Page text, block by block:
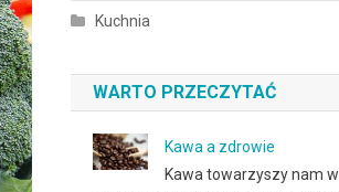
Kuchnia
WARTO PRZECZYTAĆ
Kawa a zdrowie
Kawa towarzyszy nam w